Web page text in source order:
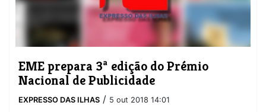
EME prepara 3ª edição do Prémio
Nacional de Publicidade
EXPRESSO DAS ILHAS / 5 out 2018 14:01